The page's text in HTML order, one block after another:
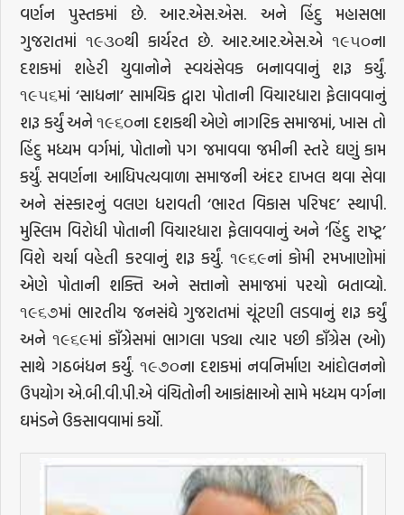
વર્ણન પુસ્તકમાં છે. આર.એસ.એસ. અને હિંદુ મહાસભા
ગુજરાતમાં ૧૯૩૦થી કાર્યરત છે. આર.આર.એસ.એ ૧૯૫૦ના
દશકમાં શહેરી યુવાનોને સ્વયંસેવક બનાવવાનું શરૂ કર્યું.
૧૯૫૬માં ‘સાધના’ સામયિક દ્વારા પોતાની વિચારધારા ફેલાવવાનું
શરૂ કર્યું અને ૧૯૬૦ના દશકથી એણે નાગરિક સમાજમાં, ખાસ તો
હિંદુ મધ્યમ વર્ગમાં, પોતાનો પગ જમાવવા જમીની સ્તરે ઘણું કામ
કર્યું. સવર્ણના આધિપત્યવાળા સમાજની અંદર દાખલ થવા સેવા
અને સંસ્કારનું વલણ ધરાવતી ‘ભારત વિકાસ પરિષદ’ સ્થાપી.
મુસ્લિમ વિરોધી પોતાની વિચારધારા ફેલાવવાનું અને ‘હિંદુ રાષ્ટ્ર’
વિશે ચર્ચા વહેતી કરવાનું શરૂ કર્યું. ૧૯૬૯નાં કોમી રમખાણોમાં
એણે પોતાની શક્તિ અને સત્તાનો સમાજમાં પરચો બતાવ્યો.
૧૯૬૭માં ભારતીય જનસંઘે ગુજરાતમાં ચૂંટણી લડવાનું શરૂ કર્યું
અને ૧૯૬૯માં કાઁગ્રેસમાં ભાગલા પડ્યા ત્યાર પછી કાઁગ્રેસ (ઓ)
સાથે ગઠબંધન કર્યું. ૧૯૭૦ના દશકમાં નવનિર્માણ આંદોલનનો
ઉપયોગ એ.બી.વી.પી.એ વંચિતોની આકાંક્ષાઓ સામે મધ્યમ વર્ગના
ઘમંડને ઉકસાવવામાં કર્યો.